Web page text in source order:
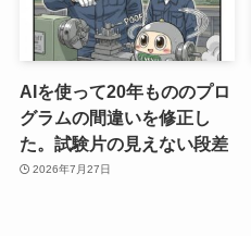
AIを使って20年もののプロ
グラムの間違いを修正し
た。試験片の見えない段差
2026年7月27日